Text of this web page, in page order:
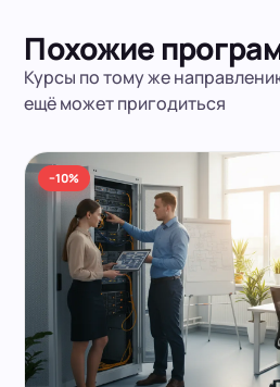
Похожие
Курсы по тому же
ещё может пригодиться
−10%